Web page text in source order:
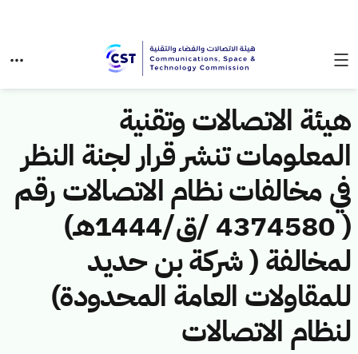
هيئة الاتصالات وتقنية
المعلومات تنشر قرار لجنة النظر
في مخالفات نظام الاتصالات رقم
( 4374580 /ق/1444هـ)
لمخالفة ( شركة بن حديد
للمقاولات العامة المحدودة)
لنظام الاتصالات